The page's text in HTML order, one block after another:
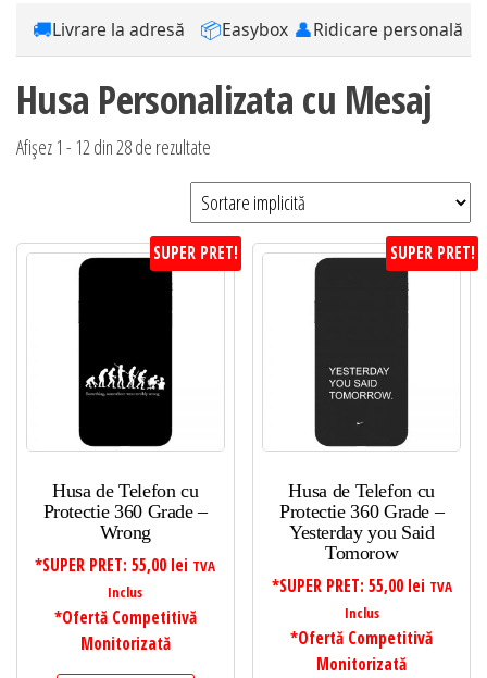
🚚Livrare la adresă 📦Easybox 👤Ridicare personală
Husa Personalizata cu Mesaj
Afișez 1 - 12 din 28 de rezultate
SUPER PRET!
Husa de Telefon cu
Protectie 360 Grade –
Wrong
*SUPER PRET:55,00 lei TVA
Inclus
*Ofertă Competitivă
Monitorizată
SUPER PRET!
Husa de Telefon cu
Protectie 360 Grade –
Yesterday you Said
Tomorow
*SUPER PRET: 55,00 lei TVA
Inclus
*Ofertă Competitivă
Monitorizată